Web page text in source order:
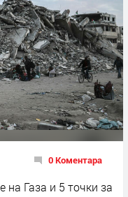
0 Коментара
на Газа и 5 точки за